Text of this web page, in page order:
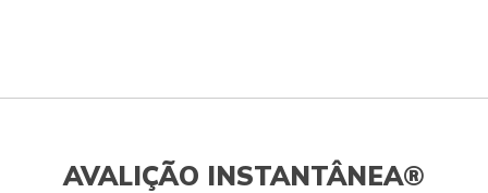
AVALIÇÃO INSTANTÂNEA®